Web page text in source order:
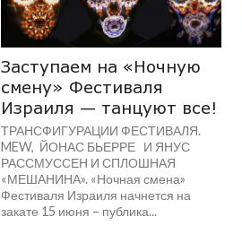
Заступаем на «Ночную
смену» Фестиваля
Израиля — танцуют все!
ТРАНСФИГУРАЦИИ ФЕСТИВАЛЯ.
MEW, ЙОНАС БЬЕРРЕ И ЯНУС
РАССМУССЕН И СПЛОШНАЯ
«МЕШАНИНА». «Ночная смена»
Фестиваля Израиля начнется на
закате 15 июня – публика...